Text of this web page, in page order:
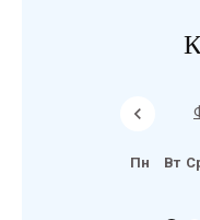
Пн Вт